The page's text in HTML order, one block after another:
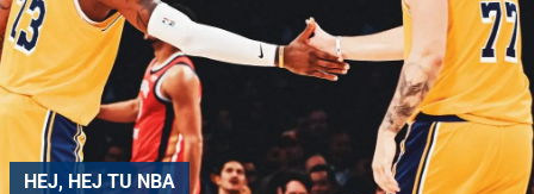
HEJ, HEJ TU NBA